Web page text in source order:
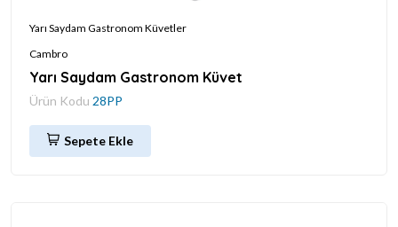
Yarı Saydam Gastronom Küvetler
Cambro
Yarı Saydam Gastronom Küvet
Ürün Kodu 28PP
Sepete Ekle